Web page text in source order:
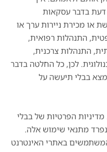
בדבר עסקאות
או מכירת ניירות ערך או
התנהלות רפואית,
התנהלות צרכנית,
לכן, כל החלטה בדבר
בבלי תיעשה על
הפרטיות של בבלי
מתנאי שימוש אלה.
באתרי האינטרנט